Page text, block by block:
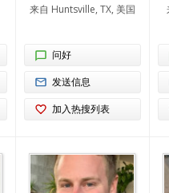
来自 Huntsville, TX, 美国
问好
发送信息
加入热搜列表